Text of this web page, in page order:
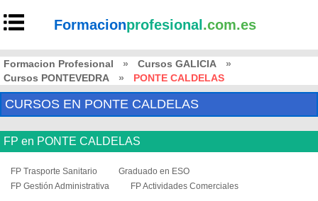
Formacionprofesional .com.es
Formacion Profesional » Cursos GALICIA
»
Cursos PONTEVEDRA
» PONTE CALDELAS
CURSOS EN PONTE CALDELAS
FP en PONTE CALDELAS
FP Trasporte Sanitario
Graduado en ESO
FP Gestión Administrativa
FP Actividades Comerciales